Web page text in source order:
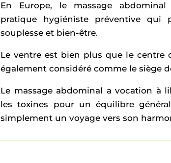
En Europe, le massage
pratique hygiéniste préventive qui
souplesse et bien-être.
Le ventre est bien plus que le centre
également considéré comme le siège
Le massage abdominal a vocation à
les toxines pour un équilibre
simplement un voyage vers son